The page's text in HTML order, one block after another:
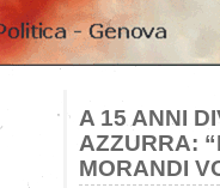
A 15 ANNI
AZZURRA:
MORANDI